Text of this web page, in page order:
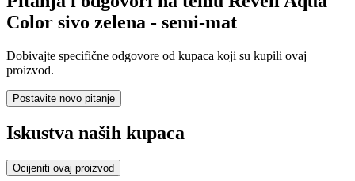
Color sivo zelena - semi-mat
Dobivajte specifične odgovore od kupaca koji su kupili ovaj
proizvod.
Postavite novo pitanje
Iskustva naših kupaca
Ocijeniti ovaj proizvod